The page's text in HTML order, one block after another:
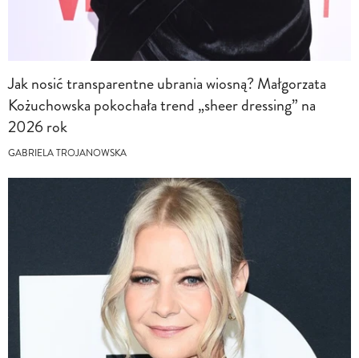
Jak nosić transparentne ubrania wiosną? Małgorzata
Kożuchowska pokochała trend „sheer dressing” na
2026 rok
GABRIELA TROJANOWSKA